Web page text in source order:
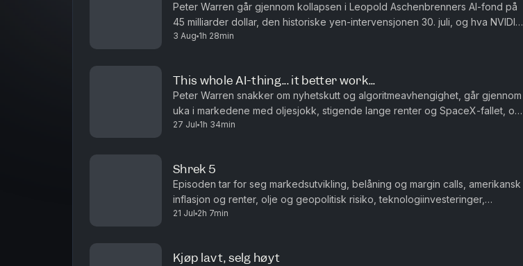
Nyhetsbrev
Facebook-gruppe
Bokanbefalinger
Peters CV
Mail
Hosted on Acast. Seeacast.com/privacyfor more information.
Peter Warren går gjennom kollapsen i Leopold Aschenbrenners AI-fond på
45 milliarder dollar, den historiske yen-intervensjonen 30. juli, og hva NVIDIA-
CDSen og gullprisen sier om resten av markedet.(0...
3 Aug 1h 28min
This whole AI-thing... it better work...
Peter Warren snakker om nyhetskutt og algoritmeavhengighet, går gjennom
uka i markedene med oljesjokk, stigende lange renter og SpaceX-fallet, og
bruker en stor del på perpetuals og de kommende comput...
27 Jul 1h 34min
Shrek 5
Episoden tar for seg markedsutvikling, belåning og margin calls, amerikansk
inflasjon og renter, olje og geopolitisk risiko, teknologiinvesteringer,
rehabilitering etter operasjon og utviklingen i kri...
21 Jul 2h 7min
Kjøp lavt, selg høyt